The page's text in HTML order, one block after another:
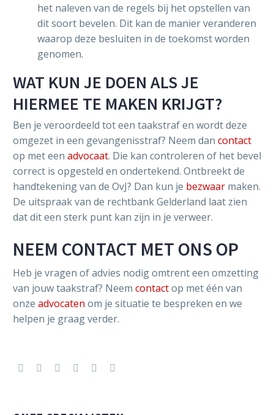
het naleven van de regels bij het opstellen van
dit soort bevelen. Dit kan de manier veranderen
waarop deze besluiten in de toekomst worden
genomen.
WAT KUN JE DOEN ALS JE
HIERMEE TE MAKEN KRIJGT?
Ben je veroordeeld tot een taakstraf en wordt deze
omgezet in een gevangenisstraf? Neem dan contact
op met een advocaat. Die kan controleren of het bevel
correct is opgesteld en ondertekend. Ontbreekt de
handtekening van de OvJ? Dan kun je bezwaar maken.
De uitspraak van de rechtbank Gelderland laat zien
dat dit een sterk punt kan zijn in je verweer.
NEEM CONTACT MET ONS OP
Heb je vragen of advies nodig omtrent een omzetting
van jouw taakstraf? Neem contactop met één van
onze advocaten om je situatie te bespreken en we
helpen je graag verder.